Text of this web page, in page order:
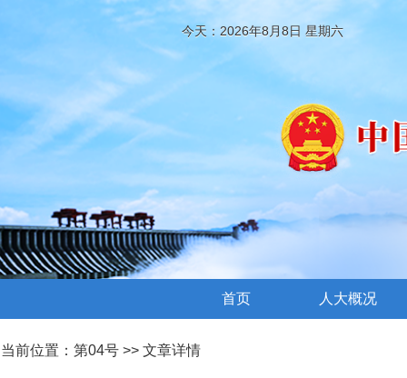
今天：2026年8月8日 星期六
首页 人大概况
当前位置： 第04号 >> 文章详情